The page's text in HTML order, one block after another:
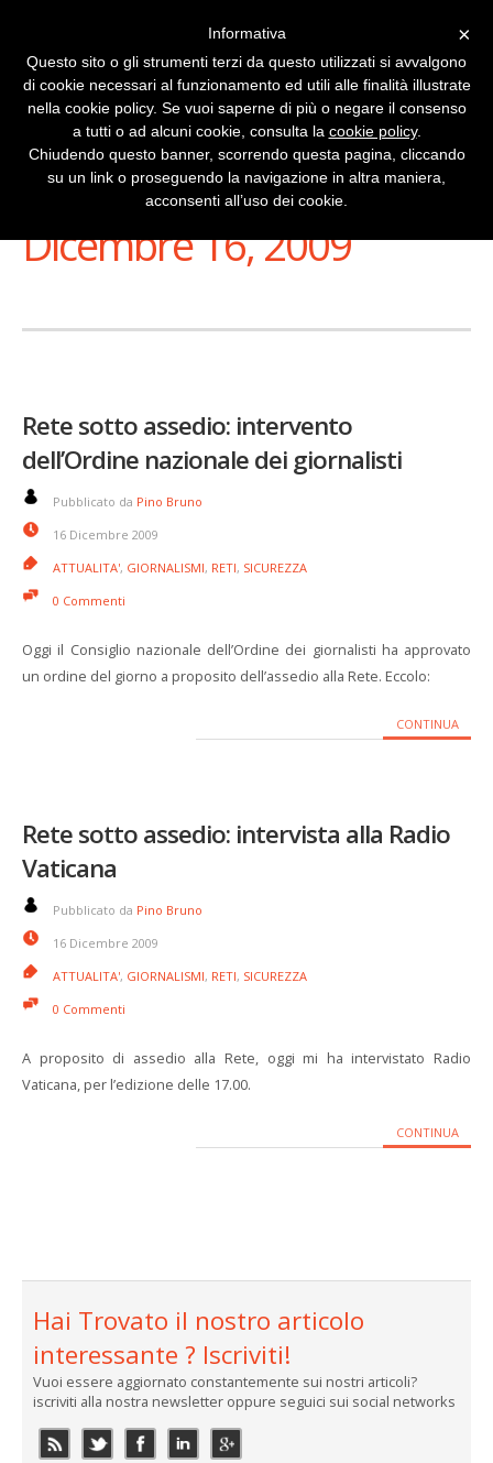
Stai Visualizzando
Dicembre 16, 2009
Rete sotto assedio: intervento
dell’Ordine nazionale dei giornalisti
Pubblicato da Pino Bruno
16 Dicembre 2009
ATTUALITA', GIORNALISMI, RETI, SICUREZZA
0 Commenti
Oggi il Consiglio nazionale dell’Ordine dei giornalisti ha approvato
un ordine del giorno a proposito dell’assedio alla Rete. Eccolo:
CONTINUA
Rete sotto assedio: intervista alla Radio
Vaticana
Pubblicato da Pino Bruno
16 Dicembre 2009
ATTUALITA', GIORNALISMI, RETI, SICUREZZA
0 Commenti
A proposito di assedio alla Rete, oggi mi ha intervistato Radio
Vaticana, per l’edizione delle 17.00.
CONTINUA
Hai Trovato il nostro articolo
interessante ? Iscriviti!
Vuoi essere aggiornato constantemente sui nostri articoli?
iscriviti alla nostra newsletter oppure seguici sui social networks
×
Informativa
Questo sito o gli strumenti terzi da questo utilizzati si avvalgono
di cookie necessari al funzionamento ed utili alle finalità illustrate
nella cookie policy. Se vuoi saperne di più o negare il consenso
a tutti o ad alcuni cookie, consulta la cookie policy.
Chiudendo questo banner, scorrendo questa pagina, cliccando
su un link o proseguendo la navigazione in altra maniera,
acconsenti all’uso dei cookie.